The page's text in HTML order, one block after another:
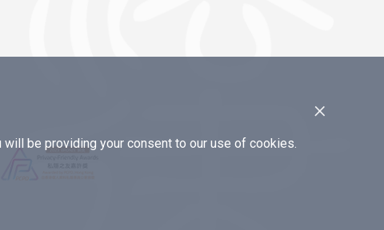
×
be providing your consent to our use of cookies.